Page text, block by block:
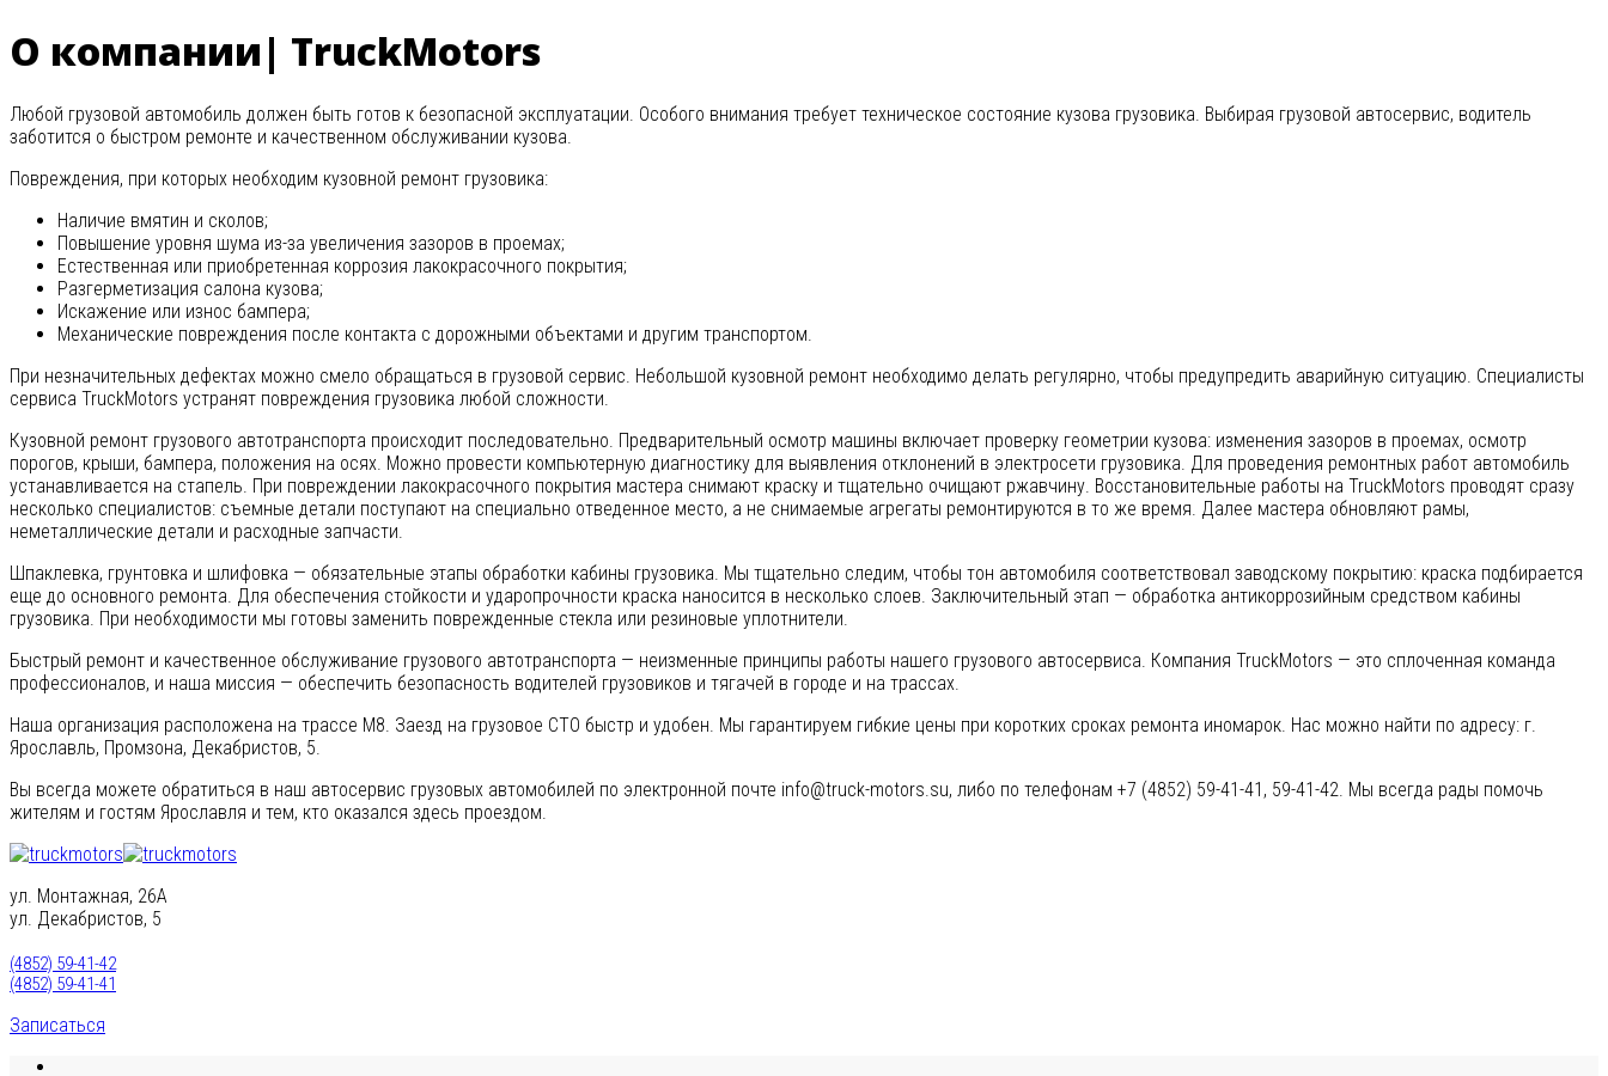
О компании| TruckMotors
Любой грузовой автомобиль должен быть готов к безопасной эксплуатации. Особого внимания требует техническое состояние кузова грузовика. Выбирая грузовой автосервис, водитель
заботится о быстром ремонте и качественном обслуживании кузова.
Повреждения, при которых необходим кузовной ремонт грузовика:
Наличие вмятин и сколов;
Повышение уровня шума из-за увеличения зазоров в проемах;
Естественная или приобретенная коррозия лакокрасочного покрытия;
Разгерметизация салона кузова;
Искажение или износ бампера;
Механические повреждения после контакта с дорожными объектами и другим транспортом.
При незначительных дефектах можно смело обращаться в грузовой сервис. Небольшой кузовной ремонт необходимо делать регулярно, чтобы предупредить аварийную ситуацию. Специалисты
сервиса TruckMotors устранят повреждения грузовика любой сложности.
Кузовной ремонт грузового автотранспорта происходит последовательно. Предварительный осмотр машины включает проверку геометрии кузова: изменения зазоров в проемах, осмотр
порогов, крыши, бампера, положения на осях. Можно провести компьютерную диагностику для выявления отклонений в электросети грузовика. Для проведения ремонтных работ автомобиль
устанавливается на стапель. При повреждении лакокрасочного покрытия мастера снимают краску и тщательно очищают ржавчину. Восстановительные работы на TruckMotors проводят сразу
несколько специалистов: съемные детали поступают на специально отведенное место, а не снимаемые агрегаты ремонтируются в то же время. Далее мастера обновляют рамы,
неметаллические детали и расходные запчасти.
Шпаклевка, грунтовка и шлифовка — обязательные этапы обработки кабины грузовика. Мы тщательно следим, чтобы тон автомобиля соответствовал заводскому покрытию: краска подбирается
еще до основного ремонта. Для обеспечения стойкости и ударопрочности краска наносится в несколько слоев. Заключительный этап — обработка антикоррозийным средством кабины
грузовика. При необходимости мы готовы заменить поврежденные стекла или резиновые уплотнители.
Быстрый ремонт и качественное обслуживание грузового автотранспорта — неизменные принципы работы нашего грузового автосервиса. Компания TruckMotors — это сплоченная команда
профессионалов, и наша миссия — обеспечить безопасность водителей грузовиков и тягачей в городе и на трассах.
Наша организация расположена на трассе М8. Заезд на грузовое СТО быстр и удобен. Мы гарантируем гибкие цены при коротких сроках ремонта иномарок. Нас можно найти по адресу: г.
Ярославль, Промзона, Декабристов, 5.
Вы всегда можете обратиться в наш автосервис грузовых автомобилей по электронной почте info@truck-motors.su, либо по телефонам +7 (4852) 59-41-41, 59-41-42. Мы всегда рады помочь
жителям и гостям Ярославля и тем, кто оказался здесь проездом.
ул. Монтажная, 26А
ул. Декабристов, 5
(4852) 59-41-42
(4852) 59-41-41
Записаться